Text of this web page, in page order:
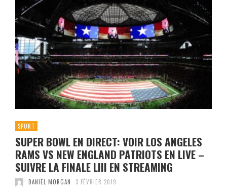
SPORT
SUPER BOWL EN DIRECT: VOIR LOS ANGELES
RAMS VS NEW ENGLAND PATRIOTS EN LIVE –
SUIVRE LA FINALE LIII EN STREAMING
DANIEL MORGAN 3 FÉVRIER 2019